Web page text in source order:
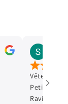
cécé
janv., 2025
Deuxième
première.
petit cadeau